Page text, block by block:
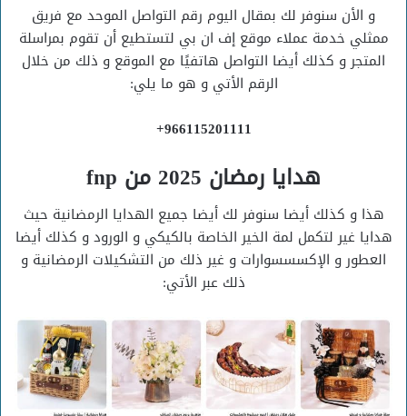
و الأن سنوفر لك بمقال اليوم رقم التواصل الموحد مع فريق
ممثلي خدمة عملاء موقع إف ان بي لتستطيع أن تقوم بمراسلة
المتجر و كذلك أيضا التواصل هاتفيًا مع الموقع و ذلك من خلال
الرقم الأتي و هو ما يلي:
966115201111+
هدايا رمضان 2025 من fnp
هذا و كذلك أيضا سنوفر لك أيضا جميع الهدايا الرمضانية حيث
هدايا غير لتكمل لمة الخير الخاصة بالكيكي و الورود و كذلك أيضا
العطور و الإكسسسوارات و غير ذلك من التشكيلات الرمضانية و
ذلك عبر الأتي: